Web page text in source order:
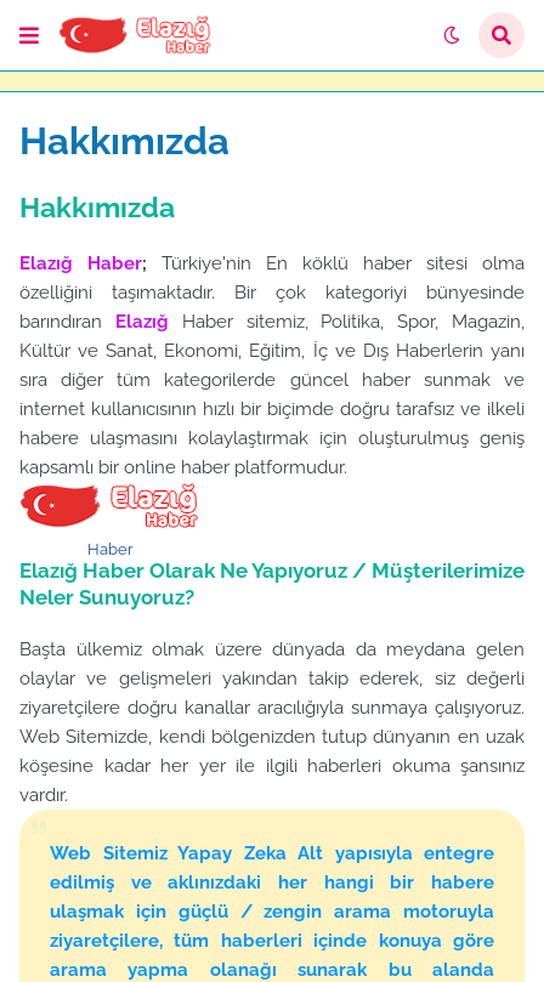
Hakkımızda
Hakkımızda
Elazığ Haber; Türkiye'nin En köklü haber sitesi olma
özelliğini taşımaktadır. Bir çok kategoriyi bünyesinde
barındıran Elazığ Haber sitemiz, Politika, Spor, Magazin,
Kültür ve Sanat, Ekonomi, Eğitim, İç ve Dış Haberlerin yanı
sıra diğer tüm kategorilerde güncel haber sunmak ve
internet kullanıcısının hızlı bir biçimde doğru tarafsız ve ilkeli
habere ulaşmasını kolaylaştırmak için oluşturulmuş geniş
kapsamlı bir online haber platformudur.
Haber
Elazığ Haber Olarak Ne Yapıyoruz / Müşterilerimize
Neler Sunuyoruz?
Başta ülkemiz olmak üzere dünyada da meydana gelen
olaylar ve gelişmeleri yakından takip ederek, siz değerli
ziyaretçilere doğru kanallar aracılığıyla sunmaya çalışıyoruz.
Web Sitemizde, kendi bölgenizden tutup dünyanın en uzak
köşesine kadar her yer ile ilgili haberleri okuma şansınız
vardır.
Web Sitemiz Yapay Zeka Alt yapısıyla entegre
edilmiş ve aklınızdaki her hangi bir habere
ulaşmak için güçlü / zengin arama motoruyla
ziyaretçilere, tüm haberleri içinde konuya göre
arama yapma olanağı sunarak bu alanda